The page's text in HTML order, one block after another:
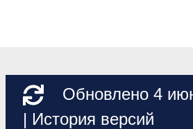
Обновлено 4
| История версий